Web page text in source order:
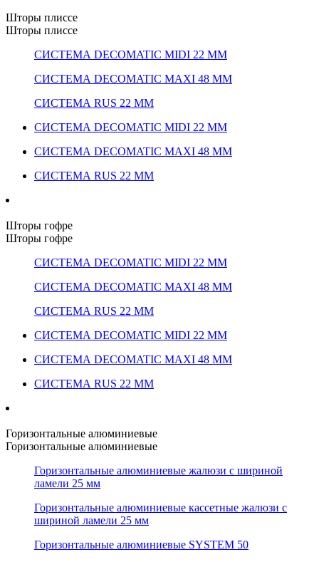
Шторы плиссе
Шторы плиссе
СИСТЕМА DECOMATIC MIDI 22 ММ
СИСТЕМА DECOMATIC MAXI 48 ММ
СИСТЕМА RUS 22 ММ
СИСТЕМА DECOMATIC MIDI 22 ММ
СИСТЕМА DECOMATIC MAXI 48 ММ
СИСТЕМА RUS 22 ММ
Шторы гофре
Шторы гофре
СИСТЕМА DECOMATIC MIDI 22 ММ
СИСТЕМА DECOMATIC MAXI 48 ММ
СИСТЕМА RUS 22 ММ
СИСТЕМА DECOMATIC MIDI 22 ММ
СИСТЕМА DECOMATIC MAXI 48 ММ
СИСТЕМА RUS 22 ММ
Горизонтальные алюминиевые
Горизонтальные алюминиевые
Горизонтальные алюминиевые жалюзи с шириной
ламели 25 мм
Горизонтальные алюминиевые кассетные жалюзи с
шириной ламели 25 мм
Горизонтальные алюминиевые SYSTEM 50